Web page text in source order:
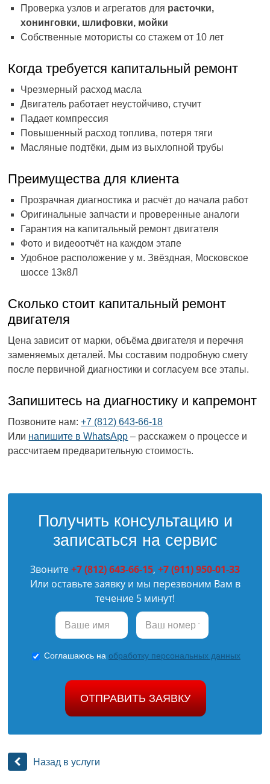
Проверка узлов и агрегатов для расточки,
хонинговки, шлифовки, мойки
Собственные мотористы со стажем от 10 лет
Когда требуется капитальный ремонт
Чрезмерный расход масла
Двигатель работает неустойчиво, стучит
Падает компрессия
Повышенный расход топлива, потеря тяги
Масляные подтёки, дым из выхлопной трубы
Преимущества для клиента
Прозрачная диагностика и расчёт до начала работ
Оригинальные запчасти и проверенные аналоги
Гарантия на капитальный ремонт двигателя
Фото и видеоотчёт на каждом этапе
Удобное расположение у м. Звёздная, Московское
шоссе 13к8Л
Сколько стоит капитальный ремонт
двигателя
Цена зависит от марки, объёма двигателя и перечня
заменяемых деталей. Мы составим подробную смету
после первичной диагностики и согласуем все этапы.
Запишитесь на диагностику и капремонт
Позвоните нам:+7 (812) 643-66-18
Или напишите в WhatsApp – расскажем о процессе и
рассчитаем предварительную стоимость.
Получить консультацию и
записаться на сервис
Звоните+7 (812) 643-66-15, +7 (911) 950-01-33
Или оставьте заявку и мы перезвоним Вам в
течение 5 минут!
Соглашаюсь на обработку персональных данных
ОТПРАВИТЬ ЗАЯВКУ
Назад в услуги